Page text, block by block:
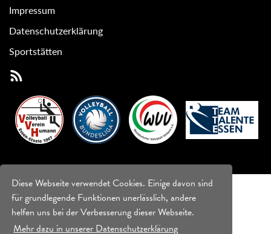
Diese Webseite verwendet Cookies. Einige davon sind
für grundlegende Funktionen unerlässlich, andere
helfen uns bei der Verbesserung dieser Webseite.
Mehr dazu in unserer Datenschutzerklärung
Impressum
Datenschutzerklärung
Sportstätten